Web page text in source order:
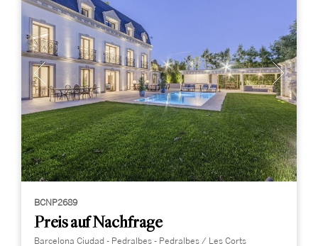
BCNP2689
Preis auf Nachfrage
Barcelona Ciudad - Pedralbes - Pedralbes / Les Corts